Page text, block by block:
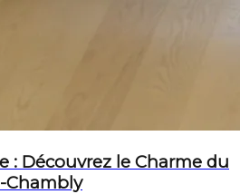
: Découvrez le Charme du
Chambly